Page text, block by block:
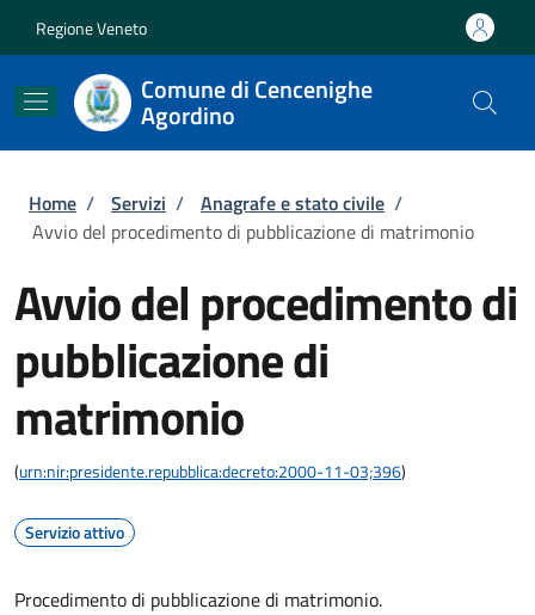
Regione Veneto
Comune di Cencenighe
Agordino
Briciole di pane
Home / Servizi / Anagrafe e stato civile /
Avvio del procedimento di pubblicazione di matrimonio
Avvio del procedimento di
pubblicazione di
matrimonio
(urn:nir:presidente.repubblica:decreto:2000-11-03;396)
Servizio attivo
Procedimento di pubblicazione di matrimonio.